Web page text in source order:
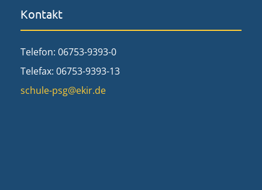
Kontakt
Telefon: 06753-9393-0
Telefax: 06753-9393-13
schule-psg@ekir.de